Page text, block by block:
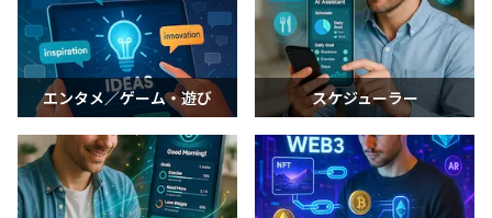
エンタメ／ゲーム・遊び スケジューラー